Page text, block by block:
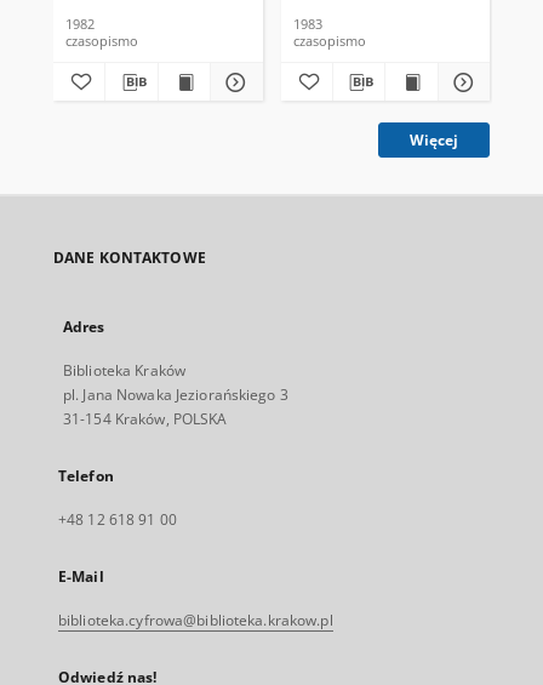
1982
czasopismo
1983
czasopismo
Więcej
DANE KONTAKTOWE
Adres
Biblioteka Kraków
pl. Jana Nowaka Jeziorańskiego 3
31-154 Kraków, POLSKA
Telefon
+48 12 618 91 00
E-Mail
biblioteka.cyfrowa@biblioteka.krakow.pl
Odwiedź nas!